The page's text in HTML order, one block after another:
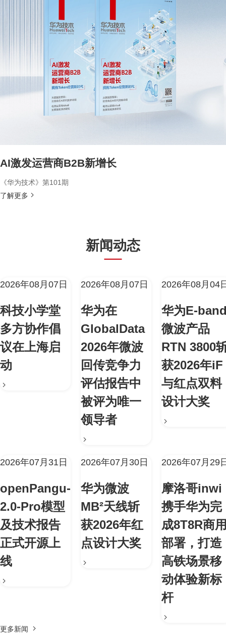
AI激发运营商B2B新增长
《华为技术》第101期
了解更多
新闻动态
2026年08月07日
科技小学堂
多方协作倡
议在上海启
动
2026年08月07日
华为在
GlobalData
2026年微波
回传竞争力
评估报告中
被评为唯一
领导者
2026年08月04
华为E-
微波产品
RTN 3800
获2026年iF
与红点双料
设计大奖
2026年07月31日
openPangu-
2.0-Pro模型
及技术报告
正式开源上
线
2026年07月30日
华为微波
MB²天线斩
获2026年红
点设计大奖
2026年07月29
摩洛哥inwi
携手华为完
成8T8R商
部署，打造
高铁场景移
动体验新标
杆
更多新闻